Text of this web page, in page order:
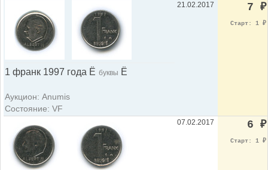
1 франк 1997 года Ë буквы Ë
Аукцион: Anumis
Состояние: VF
21.02.2017 7 ₽
Старт: 1 ₽
07.02.2017 6 ₽
Старт: 1 ₽